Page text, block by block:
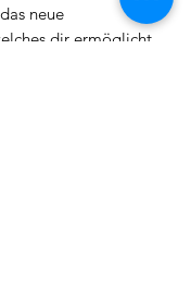
neue
dir ermöglicht